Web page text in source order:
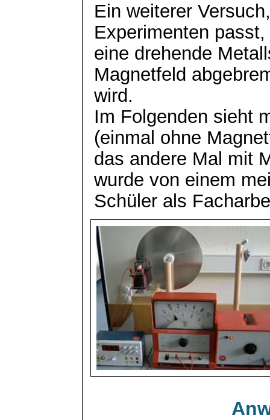
Ein weiterer
Experimenten passt,
eine drehende
Magnetfeld
wird.
Im Folgenden sieht
(einmal ohne
das andere Mal mit
wurde von einem
Schüler als